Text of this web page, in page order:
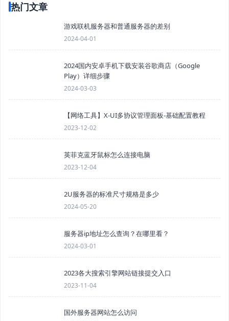
热门文章
游戏联机服务器和普通服务器的差别
2024-04-01
2024国内安卓手机下载安装谷歌商店（Google
Play）详细步骤
2024-03-03
【网络工具】X-UI多协议管理面板-基础配置教程
2023-12-02
英菲克蓝牙鼠标怎么连接电脑
2023-12-04
2U服务器的标准尺寸规格是多少
2024-05-20
服务器ip地址怎么查询？在哪里看？
2024-03-01
2023各大搜索引擎网站链接提交入口
2023-11-04
国外服务器网站怎么访问